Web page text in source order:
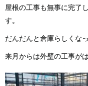
屋根の工事も無事に完了
す。
だんだんと倉庫らしくな
来月からは外壁の工事が